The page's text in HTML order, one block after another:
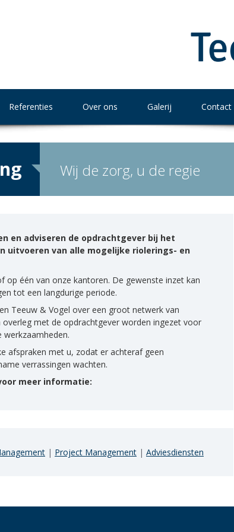
Referenties Over ons Galerij Contact
Wij de zorg, u de regie
en adviseren de opdrachtgever bij het
uitvoeren van alle mogelijke riolerings- en
op één van onze kantoren. De gewenste inzet kan
tot een langdurige periode.
Teeuw & Vogel over een groot netwerk van
overleg met de opdrachtgever worden ingezet voor
afspraken met u, zodat er achteraf geen
verrassingen wachten.
meer informatie:
| Project Management | Adviesdiensten